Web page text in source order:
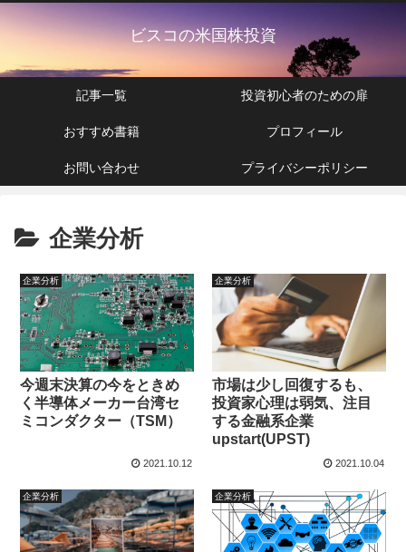
ビスコの米国株投資
記事一覧 投資初心者のための扉
おすすめ書籍 プロフィール
お問い合わせ プライバシーポリシー
企業分析
企業分析
今週末決算の今をときめ
く半導体メーカー台湾セ
ミコンダクター（TSM）
2021.10.12
企業分析
市場は少し回復するも、
投資家心理は弱気、注目
する金融系企業
upstart(UPST)
2021.10.04
企業分析 企業分析